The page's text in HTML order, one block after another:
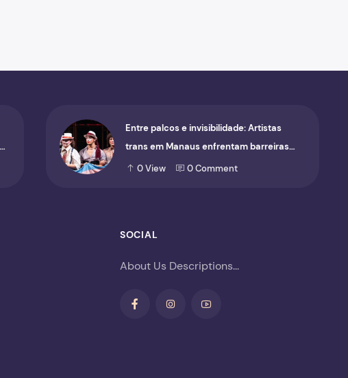
Entre palcos e invisibilidade: Artistas
trans em Manaus enfrentam barreiras
para ocupar o cenário cultural
0View 0Comment
SOCIAL
About Us Descriptions...